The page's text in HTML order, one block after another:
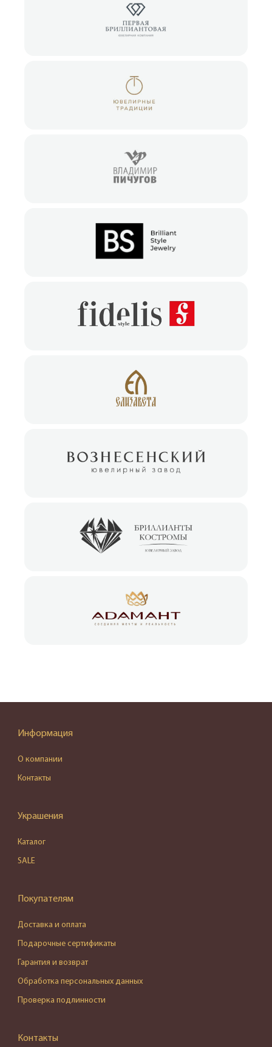
Информация
О компании
Контакты
Украшения
Каталог
SALE
Покупателям
Доставка и оплата
Подарочные сертификаты
Гарантия и возврат
Обработка персональных данных
Проверка подлинности
Контакты